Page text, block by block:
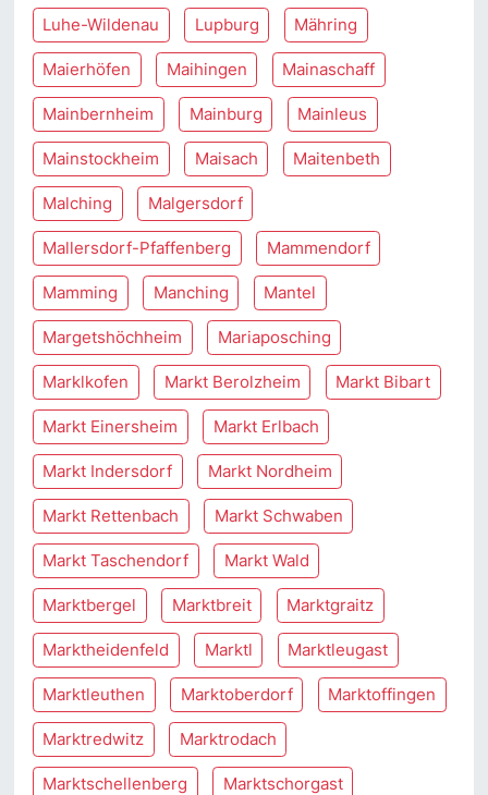
Luhe-Wildenau Lupburg Mähring
Maierhöfen Maihingen Mainaschaff
Mainbernheim Mainburg Mainleus
Mainstockheim Maisach Maitenbeth
Malching Malgersdorf
Mallersdorf-Pfaffenberg Mammendorf
Mamming Manching Mantel
Margetshöchheim Mariaposching
Marklkofen Markt Berolzheim Markt Bibart
Markt Einersheim Markt Erlbach
Markt Indersdorf Markt Nordheim
Markt Rettenbach Markt Schwaben
Markt Taschendorf Markt Wald
Marktbergel Marktbreit Marktgraitz
Marktheidenfeld Marktl Marktleugast
Marktleuthen Marktoberdorf Marktoffingen
Marktredwitz Marktrodach
Marktschellenberg Marktschorgast